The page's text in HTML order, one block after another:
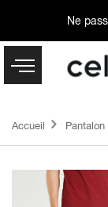
Ne
Accueil